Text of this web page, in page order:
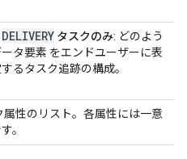
DELIVERY タスクのみ: どのよう
タ要素 をエンドユーザーに表
るタスク追跡の構成。
属性のリスト。各属性には一意
。